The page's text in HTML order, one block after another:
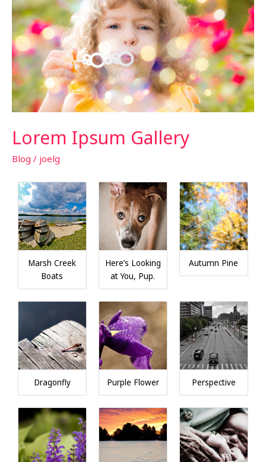
Lorem Ipsum Gallery
Blog / joelg
Marsh Creek
Boats
Here’s Looking
at You, Pup.
Autumn Pine
Dragonfly Purple Flower Perspective